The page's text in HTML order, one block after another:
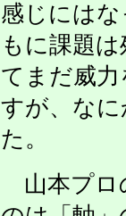
感じには
もに課題
てまだ威
すが、な
た。
山本プロ